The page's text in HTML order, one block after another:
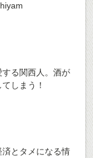
る関西人。酒が
しまう！
とタメになる情